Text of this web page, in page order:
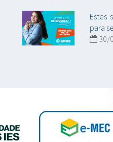
Estes
para se...
30/